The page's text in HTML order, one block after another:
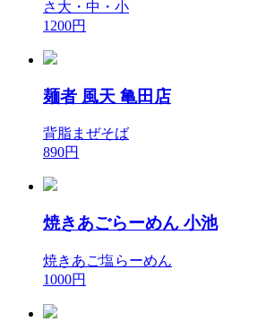
さ大・中・小
1200円
麺者 風天 亀田店
背脂まぜそば
890円
焼きあごらーめん 小池
焼きあご塩らーめん
1000円